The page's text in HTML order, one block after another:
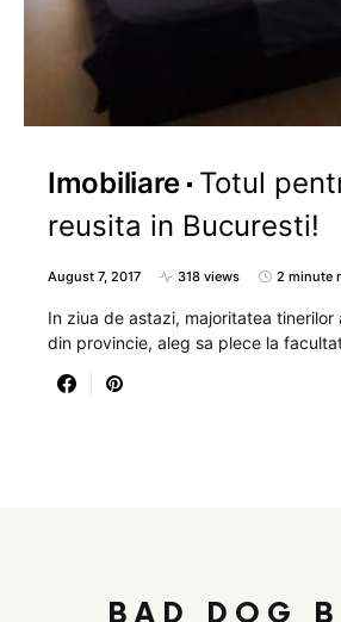
Imobiliare Totul
reusita in Bucuresti!
August 7, 2017 318 views 2 minute
In ziua de astazi, majoritatea tinerilor
din provincie, aleg sa plece la
BAD DOG